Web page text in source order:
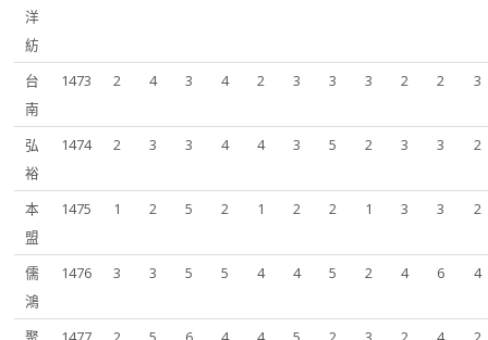
洋
紡
台
南
1473 2 4 3 4 2 3 3 3 2 2 3
弘
裕
1474 2 3 3 4 4 3 5 2 3 3 2
本
盟
1475 1 2 5 2 1 2 2 1 3 3 2
儒
鴻
1476 3 3 5 5 4 4 5 2 4 6 4